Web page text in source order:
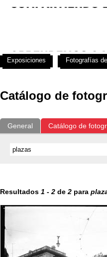
Catálogo de
General Catálogo de
Resultados 1 - 2 de 2 para
Exposiciones Fotografías